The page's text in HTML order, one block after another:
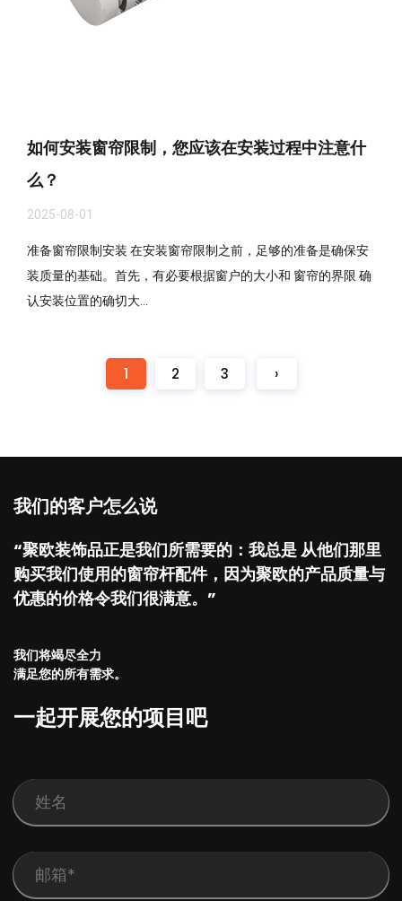
如何安装窗帘限制，您应该在安装过程中注意什
么？
2025-08-01
准备窗帘限制安装 在安装窗帘限制之前，足够的准备是确保安
装质量的基础。首先，有必要根据窗户的大小和 窗帘的界限 确
认安装位置的确切大...
1 2 3 ›
我们的客户怎么说
“聚欧装饰品正是我们所需要的：我总是 从他们那里
购买我们使用的窗帘杆配件，因为聚欧的产品质量与
优惠的价格令我们很满意。”
我们将竭尽全力
满足您的所有需求。
一起开展您的项目吧